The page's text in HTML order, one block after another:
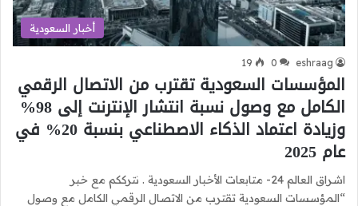
أخبار السعودية
eshraag
0
19
المؤسسات السعودية تقترب من الاتصال الرقمي
الكامل مع وصول نسبة انتشار الإنترنت إلى 98%
وزيادة اعتماد الذكاء الاصطناعي بنسبة 20% في
عام 2025
اشراق العالم 24- متابعات الأخبار السعودية . نترككم مع خبر
“المؤسسات السعودية تقترب من الاتصال الرقمي الكامل مع وصول